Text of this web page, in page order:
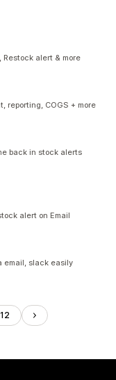
alert & more
reporting, COGS + more
back in stock alerts
alert on Email
email, slack easily
12